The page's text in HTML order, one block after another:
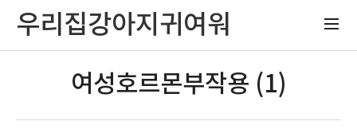
우리집강아지귀여워
여성호르몬부작용 (1)